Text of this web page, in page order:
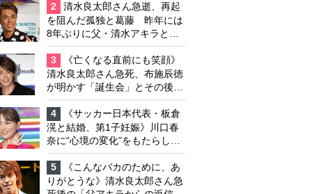
優が相続か
2
清水良太郎さん急逝、再起
を阻んだ孤独と葛藤 昨年には
8年ぶりに父・清水アキラと共
演、本格的な活動再開に向かっ
ていたが…周囲が懸念していた
「不安定なところ」
3
《亡くなる直前にも笑顔》
清水良太郎さん急死、布施辰徳
が明かす「誕生会」とその後の
メッセージ
4
《サッカー日本代表・板倉
滉と結婚、第1子妊娠》川口春
奈に“心境の変化”をもたらした
主演映画『ママせか』 身を削
って「がんに蝕まれる母」を演
じた壮絶な撮影現場
5
《こんなバカのために、あ
りがとうな》清水良太郎さん急